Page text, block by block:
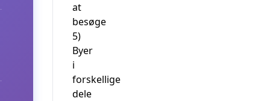
at
besøge
5)
Byer
i
forskellige
dele